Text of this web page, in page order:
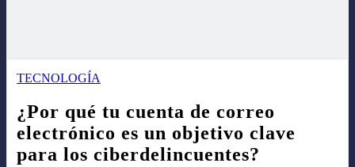
TECNOLOGÍA
¿Por qué tu cuenta de correo
electrónico es un objetivo clave
para los ciberdelincuentes?